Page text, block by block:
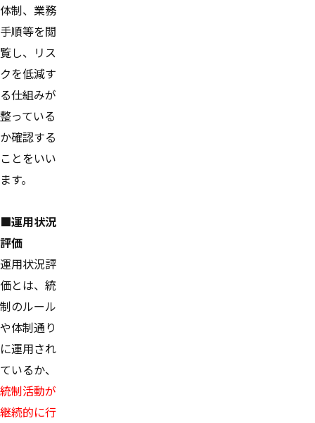
体制、業務
手順等を閲
覧し、リス
クを低減す
る仕組みが
整っている
か確認する
ことをいい
ます。
■運用状況
評価
運用状況評
価とは、統
制のルール
や体制通り
に運用され
ているか、
統制活動が
継続的に行